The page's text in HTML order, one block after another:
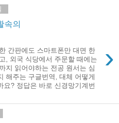
속의
›
간판에도 스마트폰만 대면 한
, 외국 식당에서 주문할 때에는
지 읽어야하는 전공 원서는 심
해주는 구글번역, 대체 어떻게
요? 정답은 바로 신경망기계번